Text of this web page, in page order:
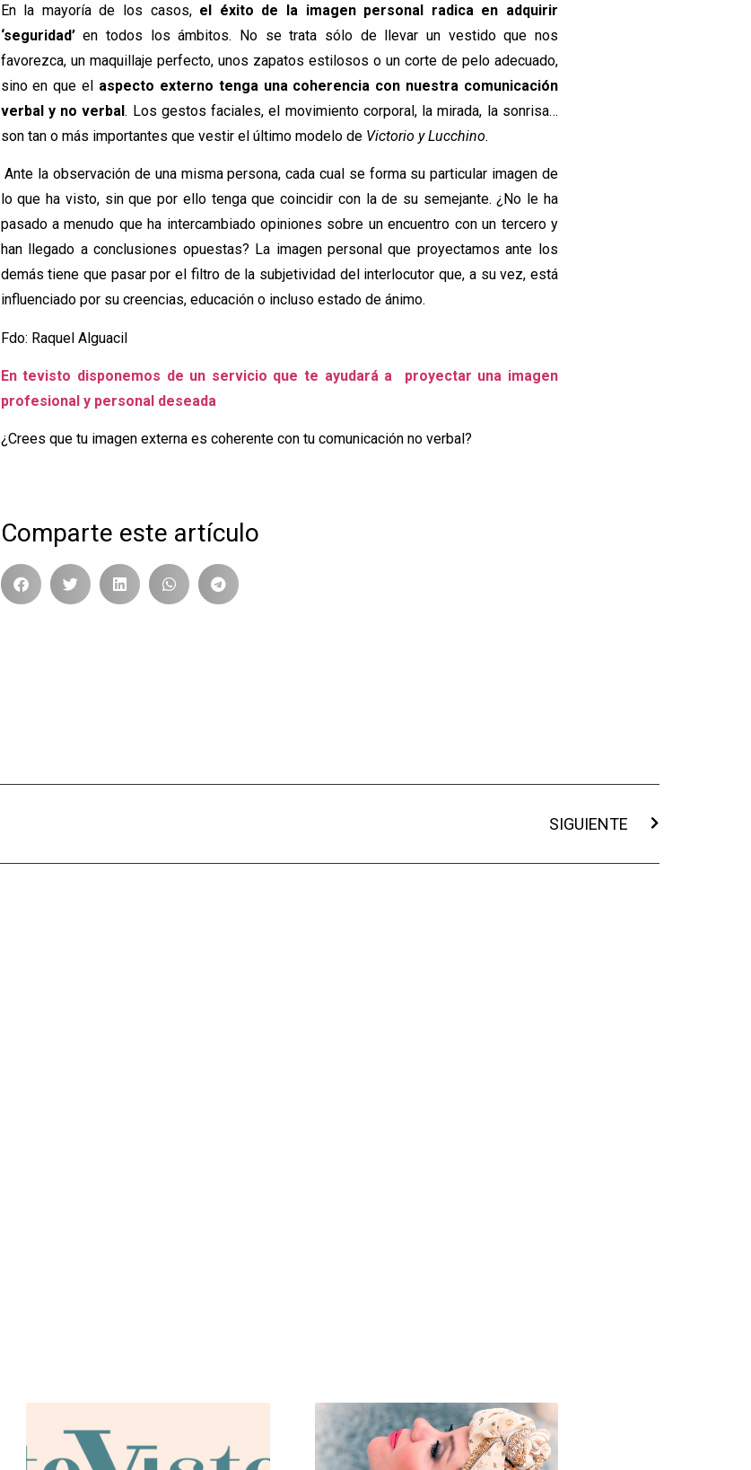
En la mayoría de los casos, el éxito de la imagen personal radica en adquirir
‘seguridad’en todos los ámbitos. No se trata sólo de llevar un vestido que nos
favorezca, un maquillaje perfecto, unos zapatos estilosos o un corte de pelo adecuado,
sino en que el aspecto externo tenga una coherencia con nuestra comunicación
verbal y no verbal. Los gestos faciales, el movimiento corporal, la mirada, la sonrisa…
son tan o más importantes que vestir el último modelo de Victorio y Lucchino.
Ante la observación de una misma persona, cada cual se forma su particular imagen de
lo que ha visto, sin que por ello tenga que coincidir con la de su semejante. ¿No le ha
pasado a menudo que ha intercambiado opiniones sobre un encuentro con un tercero y
han llegado a conclusiones opuestas? La imagen personal que proyectamos ante los
demás tiene que pasar por el filtro de la subjetividad del interlocutor que, a su vez, está
influenciado por su creencias, educación o incluso estado de ánimo.
Fdo: Raquel Alguacil
En tevisto disponemos de un servicio que te ayudará a proyectar una imagen
profesional y personal deseada
¿Crees que tu imagen externa es coherente con tu comunicación no verbal?
Comparte este artículo
SIGUIENTE